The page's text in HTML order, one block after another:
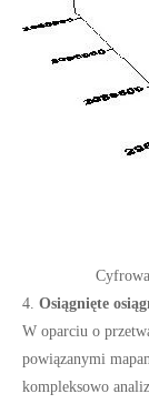
4. Osiągnięte
W oparciu o
powiązanymi
kompleksowo